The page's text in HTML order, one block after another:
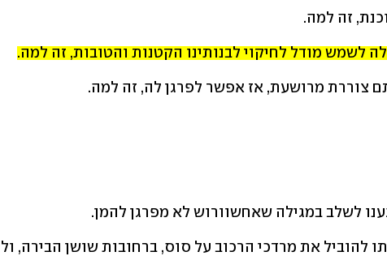
זה למה.
לשמש מודל לחיקוי לבנותינו הקטנות והטובות, זה למה.
צוררת מרושעת, אז אפשר לפרגן לה, זה למה.
לשלב במגילה שאחשוורוש לא מפרגן להמן.